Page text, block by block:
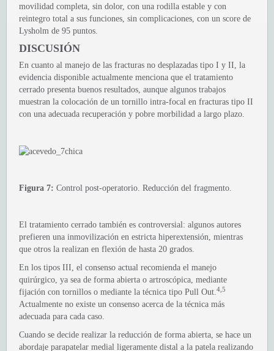
movilidad completa, sin dolor, con una rodilla estable y con
reintegro total a sus funciones, sin complicaciones, con un score de
Lysholm de 95 puntos.
DISCUSIÓN
En cuanto al manejo de las fracturas no desplazadas tipo I y II, la
evidencia disponible actualmente menciona que el tratamiento
cerrado presenta buenos resultados, aunque algunos trabajos
muestran la colocación de un tornillo intra-focal en fracturas tipo II
con una adecuada recuperación y pobre morbilidad a largo plazo.
Figura 7: Control post-operatorio. Reducción del fragmento.
El tratamiento cerrado también es controversial: algunos autores
prefieren una inmovilización en estricta hiperextensión, mientras
que otros la realizan en flexión de hasta 20 grados.
En los tipos III, el consenso actual recomienda el manejo
quirúrgico, ya sea de forma abierta o artroscópica, mediante
fijación con tornillos o mediante la técnica tipo Pull Out.4,5
Actualmente no existe un consenso acerca de la técnica más
adecuada para cada caso.
Cuando se decide realizar la reducción de forma abierta, se hace un
abordaje parapatelar medial ligeramente distal a la patela realizando